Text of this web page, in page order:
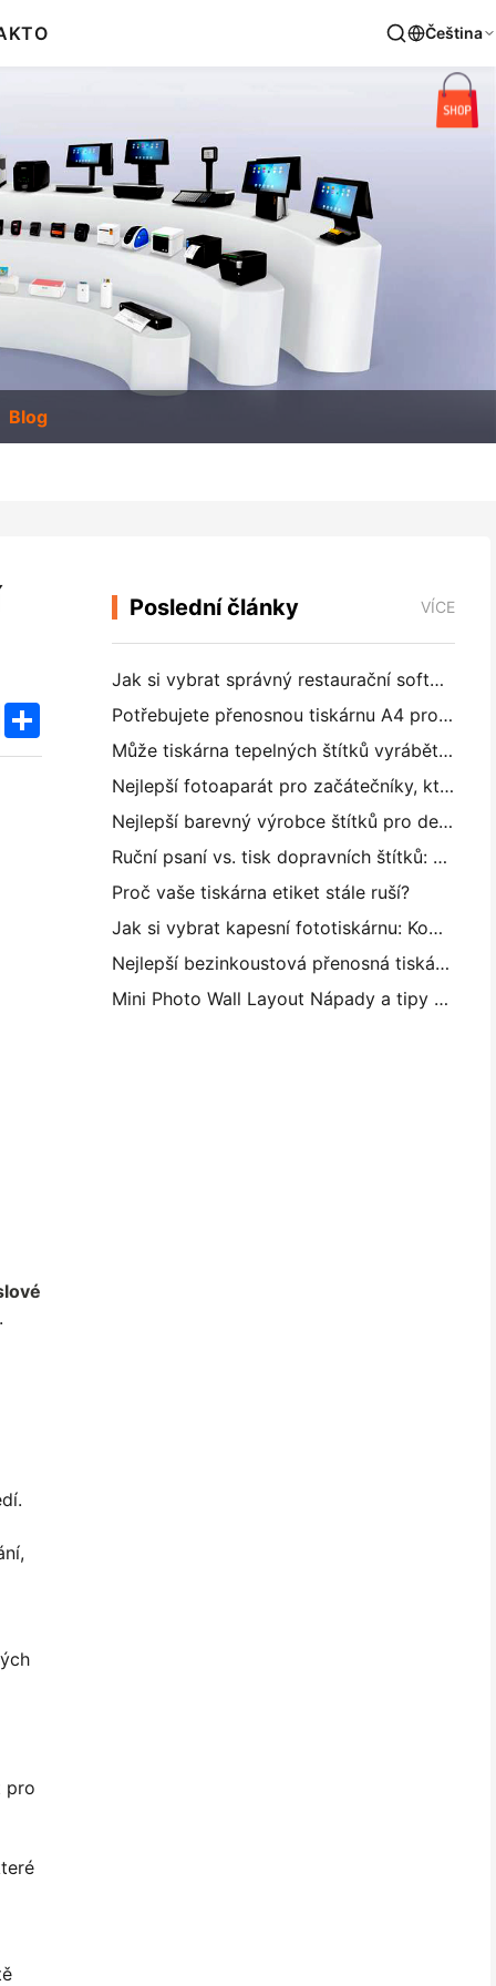
O Čeština
Blog
TwitterShare
pro
Poslední články VÍCE
Jak si vybrat správný restaurační software pro vaši malou nebo střední restauraci
Potřebujete přenosnou tiskárnu A4 pro skladové faktury? Co vlastně funguje
Může tiskárna tepelných štítků vyrábět vodotěsné štítky pro malé podniky?
Nejlepší fotoaparát pro začátečníky, kteří nechtějí plýtvat papírem
Nejlepší barevný výrobce štítků pro deníkování a scrapbooking: Přidat více barev na každou stránku
Ruční psaní vs. tisk dopravních štítků: Tipy pro malé podniky v roce 2026
Proč vaše tiskárna etiket stále ruší?
Jak si vybrat kapesní fototiskárnu: Kompletní příručka pro uživatele deníků, cestování a iPhone
Nejlepší bezinkoustová přenosná tiskárna pro cestování, školu a mobilní práci: Hanin MT620 Pro Review
Mini Photo Wall Layout Nápady a tipy pro dekoraci ložnice a koleje